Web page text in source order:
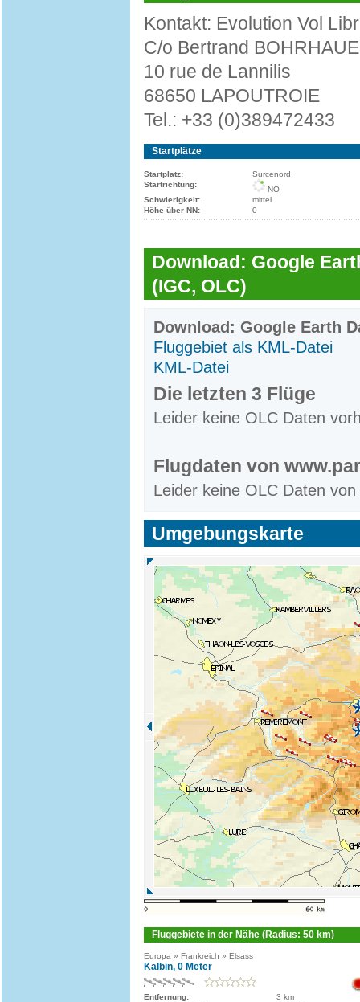
Kontakt: Evolution Vol
C/o Bertrand
10 rue de Lannilis
68650 LAPOUTROIE
Tel.: +33 (0)389472433
Startplätze
Startplatz:
Surcenord
Startrichtung:
NO
Schwierigkeit:
mittel
Höhe über NN:
0
Download: Google
(IGC, OLC)
Download: Google Earth
Fluggebiet als KML-Datei
KML-Datei
Die letzten 3 Flüge
Leider keine OLC Daten
Flugdaten von
Leider keine OLC Daten
Umgebungskarte
Fluggebiete in der Nähe (Radius: 50 km)
Europa » Frankreich » Elsass
Kalbin, 0 Meter
Entfernung:
3 km